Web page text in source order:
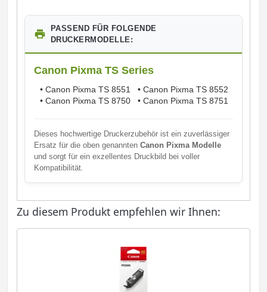
PASSEND FÜR FOLGENDE
DRUCKERMODELLE:
Canon Pixma TS Series
• Canon Pixma TS 8551 • Canon Pixma TS 8552
• Canon Pixma TS 8750 • Canon Pixma TS 8751
Dieses hochwertige Druckerzubehör ist ein zuverlässiger
Ersatz für die oben genannten Canon Pixma Modelle
und sorgt für ein exzellentes Druckbild bei voller
Kompatibilität.
Zu diesem Produkt empfehlen wir Ihnen: